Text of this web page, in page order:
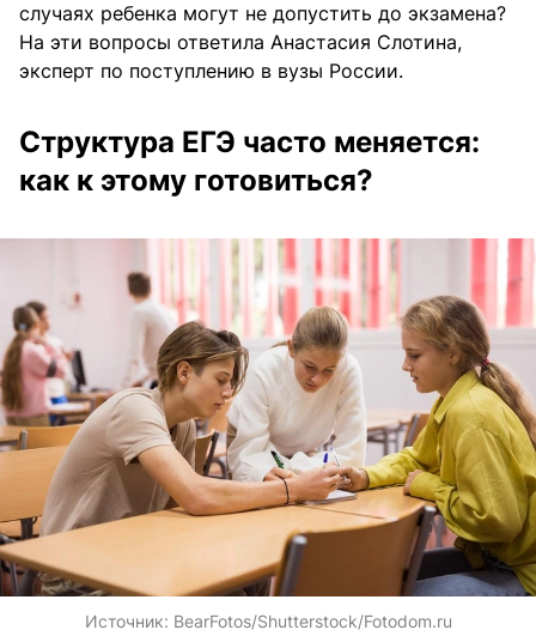
случаях ребенка могут не допустить до экзамена?
На эти вопросы ответила Анастасия Слотина,
эксперт по поступлению в вузы России.
Структура ЕГЭ часто меняется:
как к этому готовиться?
Источник: BearFotos/Shutterstock/Fotodom.ru